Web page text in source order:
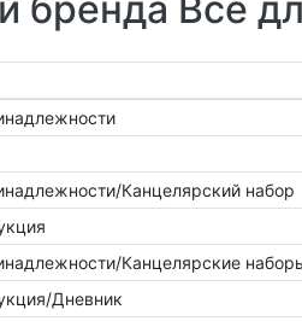
Канцелярский набор
Канцелярские
Дневник